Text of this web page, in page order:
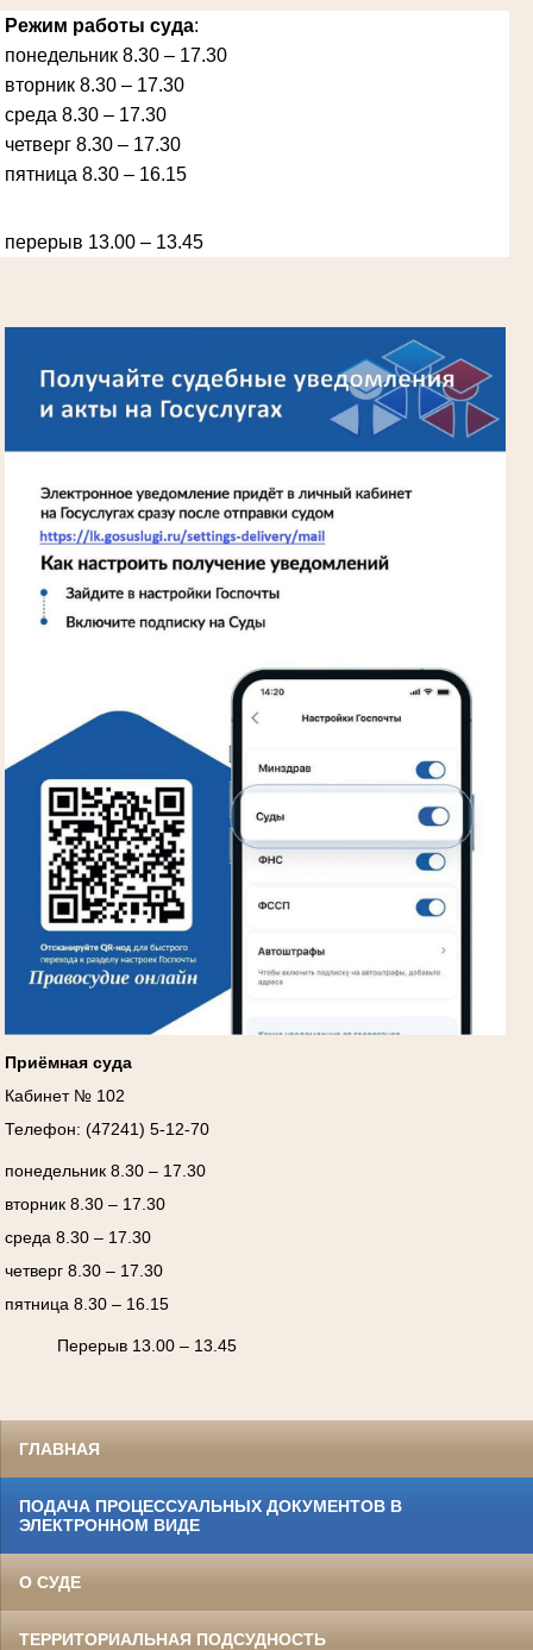
Участник Великой Отечественной войны
народного суда
Режим работы суда:
понедельник 8.30 – 17.30
вторник 8.30 – 17.30
среда 8.30 – 17.30
четверг 8.30 – 17.30
пятница 8.30 – 16.15
перерыв 13.00 – 13.45
Приёмная суда
Кабинет № 102
Телефон: (47241) 5-12-70
понедельник 8.30 – 17.30
вторник 8.30 – 17.30
среда 8.30 – 17.30
четверг 8.30 – 17.30
пятница 8.30 – 16.15
Перерыв 13.00 – 13.45
ГЛАВНАЯ
ПОДАЧА ПРОЦЕССУАЛЬНЫХ ДОКУМЕНТОВ В
ЭЛЕКТРОННОМ ВИДЕ
О СУДЕ
ТЕРРИТОРИАЛЬНАЯ ПОДСУДНОСТЬ